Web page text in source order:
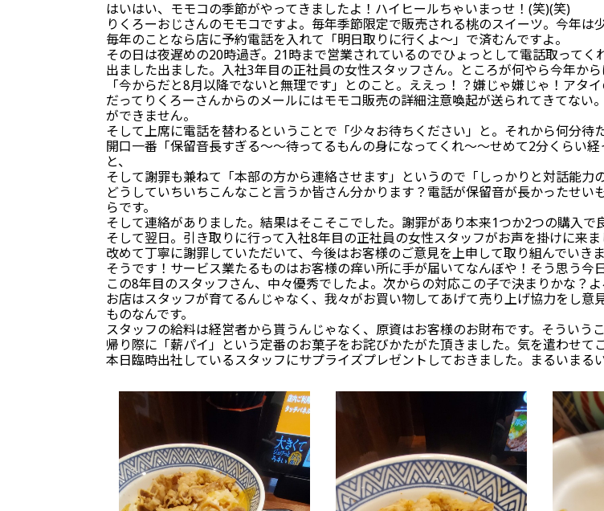
はいはい、モモコの季節がやってきましたよ！ハイヒールちゃいまっせ！(笑)(笑)
りくろーおじさんのモモコですよ。毎年季節限定で販売される桃のスイーツ。今年は
毎年のことなら店に予約電話を入れて「明日取りに行くよ～」で済むんですよ。
その日は夜遅めの20時過ぎ。21時まで営業されているのでひょっとして電話取ってく
出ました出ました。入社3年目の正社員の女性スタッフさん。ところが何やら今年か
「今からだと8月以降でないと無理です」とのこと。ええっ！？嫌じゃ嫌じゃ！アタイ
だってりくろーさんからのメールにはモモコ販売の詳細注意喚起が送られてきてな
ができません。
そして上席に電話を替わるということで「少々お待ちください」と。それから何分待
開口一番「保留音長すぎる～～待ってるもんの身になってくれ～～せめて2分くらい
と、
そして謝罪も兼ねて「本部の方から連絡させます」というので「しっかりと対話能力
どうしていちいちこんなこと言うか皆さん分かります？電話が保留音が長かったせ
らです。
そして連絡がありました。結果はそこそこでした。謝罪があり本来1つか2つの購入で
そして翌日。引き取りに行って入社8年目の正社員の女性スタッフがお声を掛けに来ま
改めて丁寧に謝罪していただいて、今後はお客様のご意見を上申して取り組んでいき
そうです！サービス業たるものはお客様の痒い所に手が届いてなんぼや！そう思う今日
この8年目のスタッフさん、中々優秀でしたよ。次からの対応この子で決まりかな？よ
お店はスタッフが育てるんじゃなく、我々がお買い物してあげて売り上げ協力をし意
ものなんです。
スタッフの給料は経営者から貰うんじゃなく、原資はお客様のお財布です。そういう
帰り際に「薪パイ」という定番のお菓子をお詫びかたがた頂きました。気を遣わせて
本日臨時出社しているスタッフにサプライズプレゼントしておきました。まるいまる